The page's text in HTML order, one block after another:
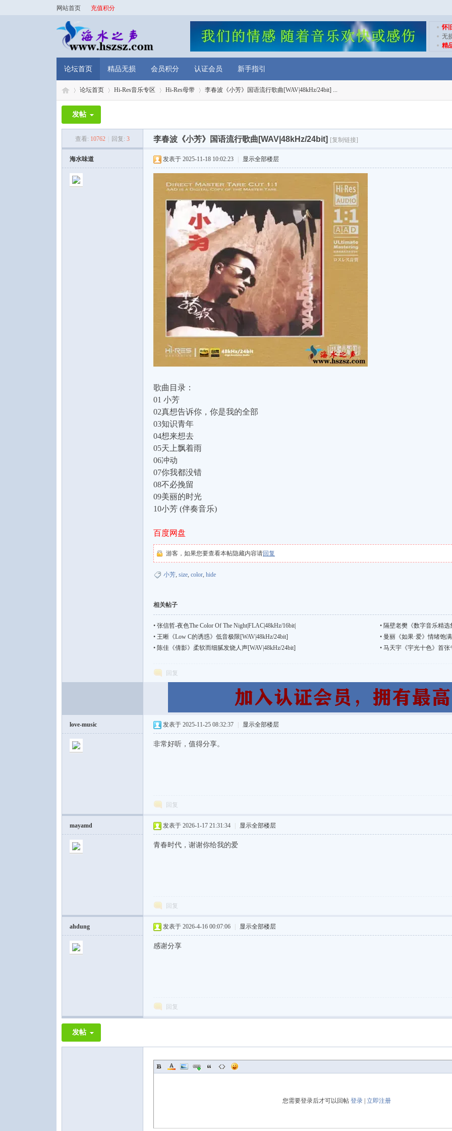
网站首页 充值积分
怀
无
精
论坛首页 精品无损 会员积分 认证会员 新手指引
论坛首页 Hi-Res音乐专区
›
Hi-Res母带
›
李春波《小芳》国语流行歌曲[WAV|48kHz/24bit] ...
发帖
查看: 10762 回复: 3 李春波《小芳》国语流行歌曲[WAV|48kHz/24bit] [复制链接]
海水味道 发表于 2025-11-18 10:02:23 显示全部楼层
歌曲目录：
01 小芳
02真想告诉你，你是我的全部
03知识青年
04想来想去
05天上飘着雨
06冲动
07你我都没错
08不必挽留
09美丽的时光
10小芳 (伴奏音乐)
百度网盘
游客，如果您要查看本帖隐藏内容请回复
小芳, size, color, hide
相关帖子
• 张信哲-夜色The Color Of The Night|FLAC|48kHz/16bit| • 隔壁老樊《数字音乐精选
• 王晰《Low C的诱惑》低音极限[WAV|48kHz/24bit] • 曼丽《如果·爱》情绪饱
• 陈佳《倩影》柔软而细腻发烧人声[WAV|48kHz/24bit] • 马天宇《宇光十色》首张
回复
love-music 发表于 2025-11-25 08:32:37 显示全部楼层
非常好听，值得分享。
回复
mayamd 发表于 2026-1-17 21:31:34 显示全部楼层
青春时代，谢谢你给我的爱
回复
ahdung 发表于 2026-4-16 00:07:06 显示全部楼层
感谢分享
回复
发帖
您需要登录后才可以回帖 登录 立即注册